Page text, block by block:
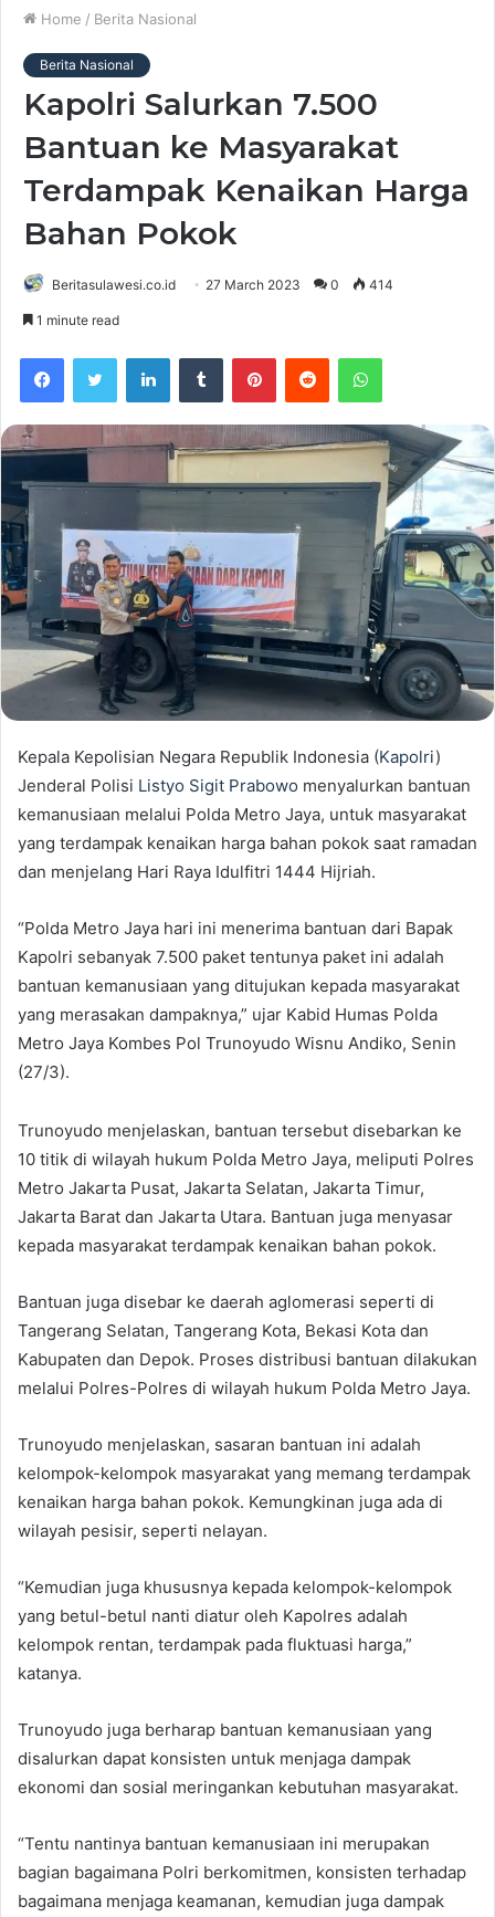
Home / Berita Nasional
Berita Nasional
Kapolri Salurkan 7.500
Bantuan ke Masyarakat
Terdampak Kenaikan Harga
Bahan Pokok
Beritasulawesi.co.id 27 March 2023 0 414
1 minute read
Kepala Kepolisian Negara Republik Indonesia (Kapolri)
Jenderal Polisi Listyo Sigit Prabowo menyalurkan bantuan
kemanusiaan melalui Polda Metro Jaya, untuk masyarakat
yang terdampak kenaikan harga bahan pokok saat ramadan
dan menjelang Hari Raya Idulfitri 1444 Hijriah.
“Polda Metro Jaya hari ini menerima bantuan dari Bapak
Kapolri sebanyak 7.500 paket tentunya paket ini adalah
bantuan kemanusiaan yang ditujukan kepada masyarakat
yang merasakan dampaknya,” ujar Kabid Humas Polda
Metro Jaya Kombes Pol Trunoyudo Wisnu Andiko, Senin
(27/3).
Trunoyudo menjelaskan, bantuan tersebut disebarkan ke
10 titik di wilayah hukum Polda Metro Jaya, meliputi Polres
Metro Jakarta Pusat, Jakarta Selatan, Jakarta Timur,
Jakarta Barat dan Jakarta Utara. Bantuan juga menyasar
kepada masyarakat terdampak kenaikan bahan pokok.
Bantuan juga disebar ke daerah aglomerasi seperti di
Tangerang Selatan, Tangerang Kota, Bekasi Kota dan
Kabupaten dan Depok. Proses distribusi bantuan dilakukan
melalui Polres-Polres di wilayah hukum Polda Metro Jaya.
Trunoyudo menjelaskan, sasaran bantuan ini adalah
kelompok-kelompok masyarakat yang memang terdampak
kenaikan harga bahan pokok. Kemungkinan juga ada di
wilayah pesisir, seperti nelayan.
“Kemudian juga khususnya kepada kelompok-kelompok
yang betul-betul nanti diatur oleh Kapolres adalah
kelompok rentan, terdampak pada fluktuasi harga,”
katanya.
Trunoyudo juga berharap bantuan kemanusiaan yang
disalurkan dapat konsisten untuk menjaga dampak
ekonomi dan sosial meringankan kebutuhan masyarakat.
“Tentu nantinya bantuan kemanusiaan ini merupakan
bagian bagaimana Polri berkomitmen, konsisten terhadap
bagaimana menjaga keamanan, kemudian juga dampak